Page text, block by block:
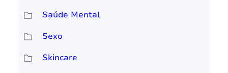
Saúde Mental
Sexo
Skincare